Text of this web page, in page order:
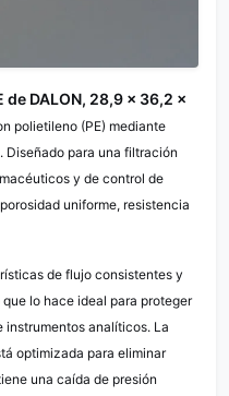
DALON, 28,9 × 36,2 ×
polietileno (PE) mediante
para una filtración
y de control de
uniforme, resistencia
de flujo consistentes y
lo hace ideal para proteger
instrumentos analíticos. La
optimizada para eliminar
una caída de presión